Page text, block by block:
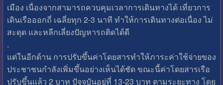
เมือง เนื่องจากสามารถควบคุมเวลาการเดินทางได้ เที่ยวการ
เดินเรือออกถี่ เฉลี่ยทุก 2-3 นาที ทำให้การเดินทางต่อเนื่อง ไม่
สะดุด และหลีกเลี่ยงปัญหารถติดได้ดี
.
แต่ในอีกด้าน การปรับขึ้นค่าโดยสารทำให้ภาระค่าใช้จ่ายของ
ประชาชนกำลังเพิ่มขึ้นอย่างเห็นได้ชัด ขณะนี้ค่าโดยสารเรือ
ปรับขึ้นแล้ว 2 บาท ปัจจุบันอยู่ที่ 13-23 บาท ตามระยะทาง โดย